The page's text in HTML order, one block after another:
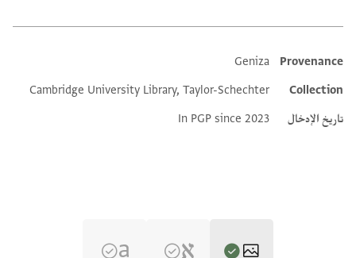
Additional metadata
Provenance
Geniza
Collection
Cambridge University Library, Taylor-Schechter
تاريخ الإدخال
In PGP since 2023